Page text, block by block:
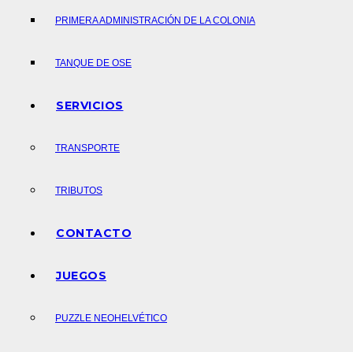
PRIMERA ADMINISTRACIÓN DE LA COLONIA
TANQUE DE OSE
SERVICIOS
TRANSPORTE
TRIBUTOS
CONTACTO
JUEGOS
PUZZLE NEOHELVÉTICO